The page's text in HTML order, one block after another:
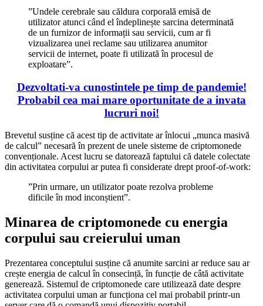
”Undele cerebrale sau căldura corporală emisă de
utilizator atunci când el îndeplinește sarcina determinată
de un furnizor de informații sau servicii, cum ar fi
vizualizarea unei reclame sau utilizarea anumitor
servicii de internet, poate fi utilizată în procesul de
exploatare”.
Dezvoltati-va cunostintele pe timp de pandemie!
Probabil cea mai mare oportunitate de a invata
lucruri noi!
Brevetul susține că acest tip de activitate ar înlocui „munca masivă
de calcul” necesară în prezent de unele sisteme de criptomonede
convenționale. Acest lucru se datorează faptului că datele colectate
din activitatea corpului ar putea fi considerate drept proof-of-work:
”Prin urmare, un utilizator poate rezolva probleme
dificile în mod inconștient”.
Minarea de criptomonede cu energia
corpului sau creierului uman
Prezentarea conceptului susține că anumite sarcini ar reduce sau ar
crește energia de calcul în consecință, în funcție de câtă activitate
generează. Sistemul de criptomonede care utilizează date despre
activitatea corpului uman ar funcționa cel mai probabil printr-un